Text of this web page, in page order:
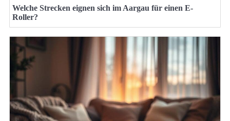
Welche Strecken eignen sich im Aargau für einen E-
Roller?